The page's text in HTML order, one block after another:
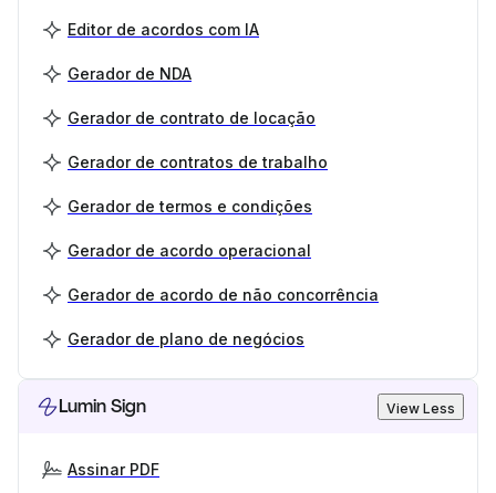
Editor de acordos com IA
Gerador de NDA
Gerador de contrato de locação
Gerador de contratos de trabalho
Gerador de termos e condições
Gerador de acordo operacional
Gerador de acordo de não concorrência
Gerador de plano de negócios
Lumin Sign View Less
Assinar PDF